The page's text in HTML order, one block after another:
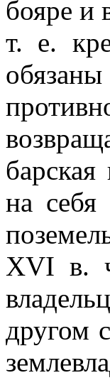
бояре и
т. е.
на
XVI в.
другом